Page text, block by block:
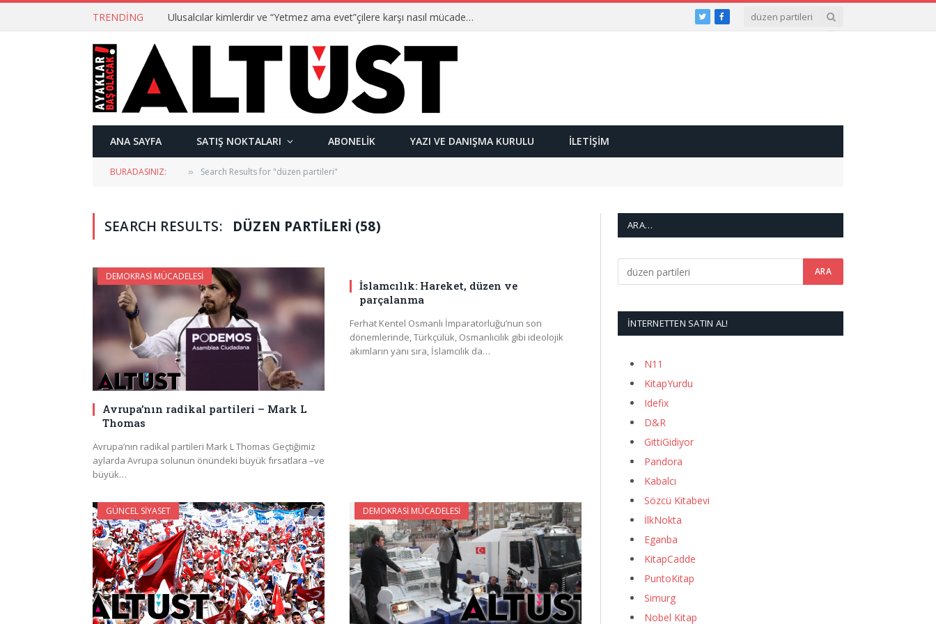
TRENDING Ulusalcılar kimlerdir ve “Yetmez ama evet”çilere karşı nasıl mücadele ederler? TwitterFacebook
ANA SAYFA SATIŞ NOKTALARI ABONELIK YAZI VE DANIŞMA KURULU İLETIŞIM
BURADASINIZ: » Search Results for "düzen partileri"
SEARCH RESULTS: DÜZEN PARTILERI (58)
DEMOKRASI MÜCADELESI
Avrupa’nın radikal partileri – Mark L
Thomas
Avrupa’nın radikal partileri Mark L Thomas Geçtiğimiz
aylarda Avrupa solunun önündeki büyük fırsatlara –ve
büyük…
İslamcılık: Hareket, düzen ve
parçalanma
Ferhat Kentel Osmanlı İmparatorluğu’nun son
dönemlerinde, Türkçülük, Osmanlıcılık gibi ideolojik
akımların yanı sıra, İslamcılık da…
GÜNCEL SIYASET DEMOKRASI MÜCADELESI
ARA…
İNTERNETTEN SATIN AL!
N11
KitapYurdu
Idefix
D&R
GittiGidiyor
Pandora
Kabalcı
Sözcü Kitabevi
İlkNokta
Eganba
KitapCadde
PuntoKitap
Simurg
Nobel Kitap